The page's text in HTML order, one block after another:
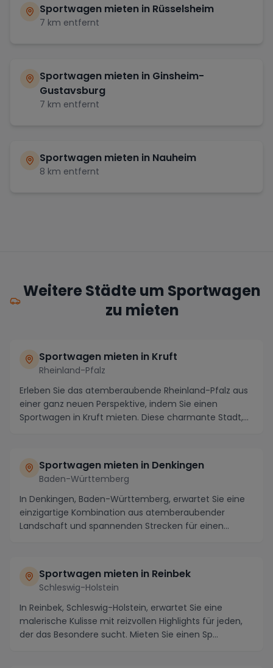
Sportwagen mieten in Rüsselsheim
7 km entfernt
Sportwagen mieten in Ginsheim-
Gustavsburg
7 km entfernt
Sportwagen mieten in Nauheim
8 km entfernt
Weitere Städte um Sportwagen
zu mieten
Sportwagen mieten in Kruft
Rheinland-Pfalz
Erleben Sie das atemberaubende Rheinland-Pfalz aus
einer ganz neuen Perspektive, indem Sie einen
Sportwagen in Kruft mieten. Diese charmante Stadt,
Sportwagen mieten in Denkingen
Baden-Württemberg
In Denkingen, Baden-Württemberg, erwartet Sie eine
einzigartige Kombination aus atemberaubender
Landschaft und spannenden Strecken für einen
Sportwagen mieten in Reinbek
Schleswig-Holstein
In Reinbek, Schleswig-Holstein, erwartet Sie eine
malerische Kulisse mit reizvollen Highlights für jeden,
der das Besondere sucht. Mieten Sie einen Sp...